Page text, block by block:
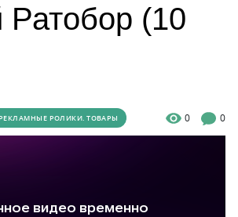
(10
РОЛИКИ. ТОВАРЫ 0 0